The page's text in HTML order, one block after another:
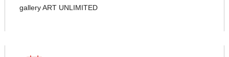
gallery ART UNLIMITED